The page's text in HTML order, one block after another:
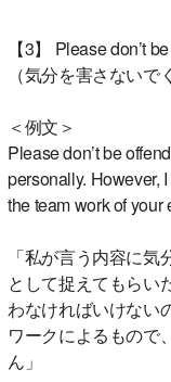
【3】 Please don’t
（気分を害さないで
＜例文＞
Please don’t be
personally. However,
the team work of your
「私が言う内容に
として捉えてもらい
わなければいけない
ワークによるもので
ん」